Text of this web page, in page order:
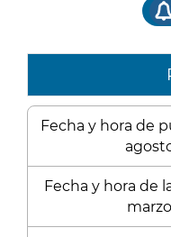
Fecha y hora de
Fecha y hora de